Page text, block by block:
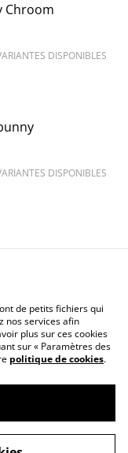
Chroom
DISPONIBLES
DISPONIBLES
de cookies
moi
de petits fichiers qui
nos services afin
plus sur ces cookies
sur « Paramètres des
politique de cookies.